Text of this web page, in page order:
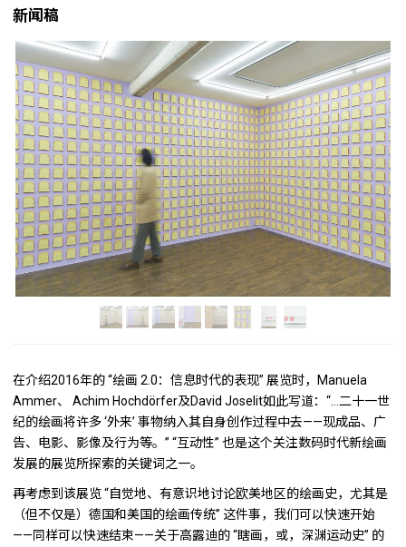
新闻稿
在介绍2016年的 “绘画 2.0：信息时代的表现” 展览时，Manuela
Ammer、 Achim Hochdörfer及David Joselit如此写道：“…二十一世
纪的绘画将许多 ‘外来’ 事物纳入其自身创作过程中去——现成品、广
告、电影、影像及行为等。” “互动性” 也是这个关注数码时代新绘画
发展的展览所探索的关键词之一。
再考虑到该展览 “自觉地、有意识地讨论欧美地区的绘画史，尤其是
（但不仅是）德国和美国的绘画传统” 这件事，我们可以快速开始
——同样可以快速结束——关于高露迪的 “瞎画，或，深渊运动史” 的